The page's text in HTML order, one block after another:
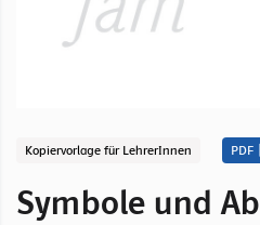
Kopiervorlage für LehrerInnen PDF
Symbole und